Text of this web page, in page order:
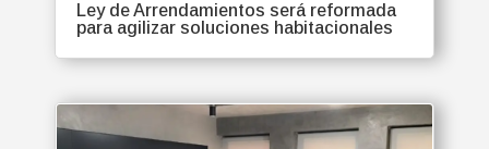
Ley de Arrendamientos será reformada
para agilizar soluciones habitacionales